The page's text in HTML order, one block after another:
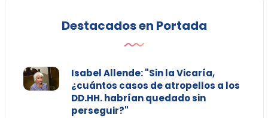
Destacados en Portada
Isabel Allende: "Sin la Vicaría,
¿cuántos casos de atropellos a los
DD.HH. habrían quedado sin
perseguir?"